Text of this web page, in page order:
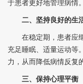
于患者更好地管理病情。
二、坚持良好的生
在稳定期，患者应继
充足睡眠、适量运动等
力，从而降低病情反复
三、保持心理平衡